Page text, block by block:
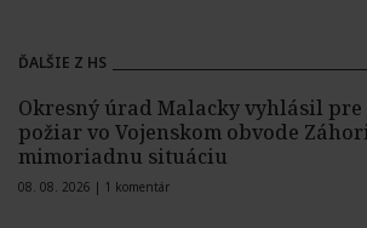
ĎALŠIE Z HS
Okresný úrad Malacky vyhlásil pre
požiar vo Vojenskom obvode
mimoriadnu situáciu
08. 08. 2026 | 1 komentár